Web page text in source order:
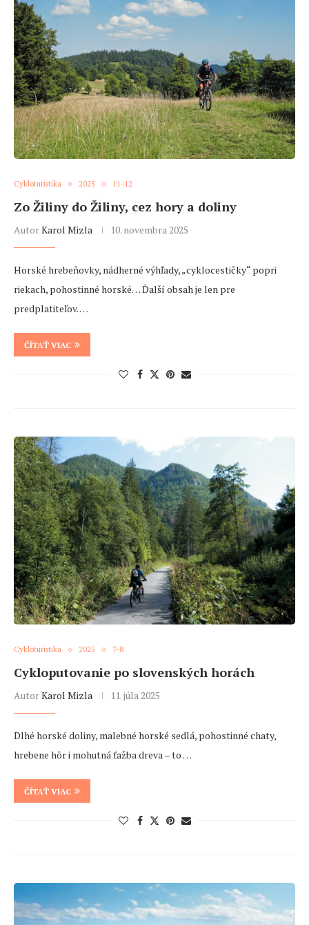
Cykloturistika 2025 11-12
Zo Žiliny do Žiliny, cez hory a doliny
AutorKarol Mizla 10. novembra 2025
Horské hrebeňovky, nádherné výhľady, „cyklocestičky“ popri
riekach, pohostinné horské… Ďalší obsah je len pre
predplatiteľov. …
ČÍTAŤ VIAC
Cykloturistika 2025 7-8
Cykloputovanie po slovenských horách
AutorKarol Mizla 11. júla 2025
Dlhé horské doliny, malebné horské sedlá, pohostinné chaty,
hrebene hôr i mohutná ťažba dreva – to …
ČÍTAŤ VIAC